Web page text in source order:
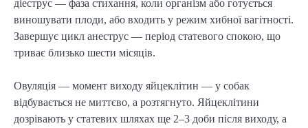
діеструс — фаза стихання, коли організм або готується
виношувати плоди, або входить у режим хибної вагітності.
Завершує цикл анеструс — період статевого спокою, що
триває близько шести місяців.
Овуляція — момент виходу яйцеклітин — у собак
відбувається не миттєво, а розтягнуто. Яйцеклітини
дозрівають у статевих шляхах ще 2–3 доби після виходу, а